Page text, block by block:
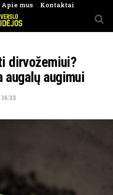
mus Kontaktai
dirvožemiui?
augalų augimui